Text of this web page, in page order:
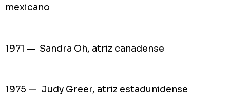
mexicano
1971 — Sandra Oh, atriz canadense
1975 — Judy Greer, atriz estadunidense